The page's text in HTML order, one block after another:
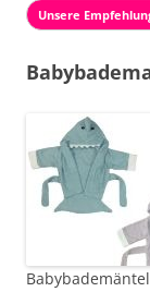
Unsere